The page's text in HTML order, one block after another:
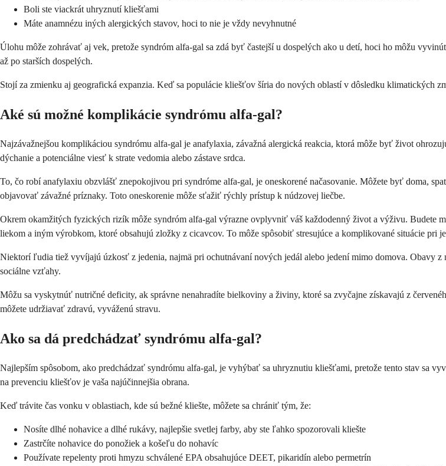
Boli ste viackrát uhryznutí kliešťami
Máte anamnézu iných alergických stavov, hoci to nie je vždy nevyhnutné
Úlohu môže zohrávať aj vek, pretože syndróm alfa-gal sa zdá byť častejší u dospelých ako u detí, hoci ho môžu
až po starších dospelých.
Stojí za zmienku aj geografická expanzia. Keď sa populácie kliešťov šíria do nových oblastí v dôsledku klimatických
Aké sú možné komplikácie syndrómu alfa-gal?
Najzávažnejšou komplikáciou syndrómu alfa-gal je anafylaxia, závažná alergická reakcia, ktorá môže byť život
dýchanie a potenciálne viesť k strate vedomia alebo zástave srdca.
To, čo robí anafylaxiu obzvlášť znepokojivou pri syndróme alfa-gal, je oneskorené načasovanie. Môžete byť doma,
objavovať závažné príznaky. Toto oneskorenie môže sťažiť rýchly prístup k núdzovej liečbe.
Okrem okamžitých fyzických rizík môže syndróm alfa-gal výrazne ovplyvniť váš každodenný život a výživu. Budete
liekom a iným výrobkom, ktoré obsahujú zložky z cicavcov. To môže spôsobiť stresujúce a komplikované situácie pri
Niektorí ľudia tiež vyvíjajú úzkosť z jedenia, najmä pri ochutnávaní nových jedál alebo jedení mimo domova. Obavy
sociálne vzťahy.
Môžu sa vyskytnúť nutričné deficity, ak správne nenahradíte bielkoviny a živiny, ktoré sa zvyčajne získavajú z
môžete udržiavať zdravú, vyváženú stravu.
Ako sa dá predchádzať syndrómu alfa-gal?
Najlepším spôsobom, ako predchádzať syndrómu alfa-gal, je vyhýbať sa uhryznutiu kliešťami, pretože tento stav sa
na prevenciu kliešťov je vaša najúčinnejšia obrana.
Keď trávite čas vonku v oblastiach, kde sú bežné kliešte, môžete sa chrániť tým, že:
Nosíte dlhé nohavice a dlhé rukávy, najlepšie svetlej farby, aby ste ľahko spozorovali kliešte
Zastrčíte nohavice do ponožiek a košeľu do nohavíc
Používate repelenty proti hmyzu schválené EPA obsahujúce DEET, pikaridín alebo permetrín